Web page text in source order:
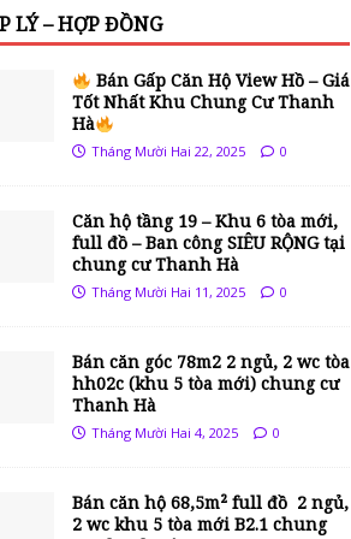
LÝ – HỢP ĐỒNG
Bán Gấp Căn Hộ View Hồ – Giá
Tốt Nhất Khu Chung Cư Thanh
Hà
Tháng Mười Hai 22, 2025 0
Căn hộ tầng 19 – Khu 6 tòa mới,
full đồ – Ban công SIÊU RỘNG tại
chung cư Thanh Hà
Tháng Mười Hai 11, 2025 0
Bán căn góc 78m2 2 ngủ, 2 wc tòa
hh02c (khu 5 tòa mới) chung cư
Thanh Hà
Tháng Mười Hai 4, 2025 0
Bán căn hộ 68,5m² full đồ 2 ngủ,
2 wc khu 5 tòa mới B2.1 chung